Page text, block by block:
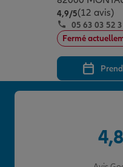
4,9/5Note de 4.9 sur 5
(12 avis)
05 63 03 52
Fermé
10 RUE DE L
4,8